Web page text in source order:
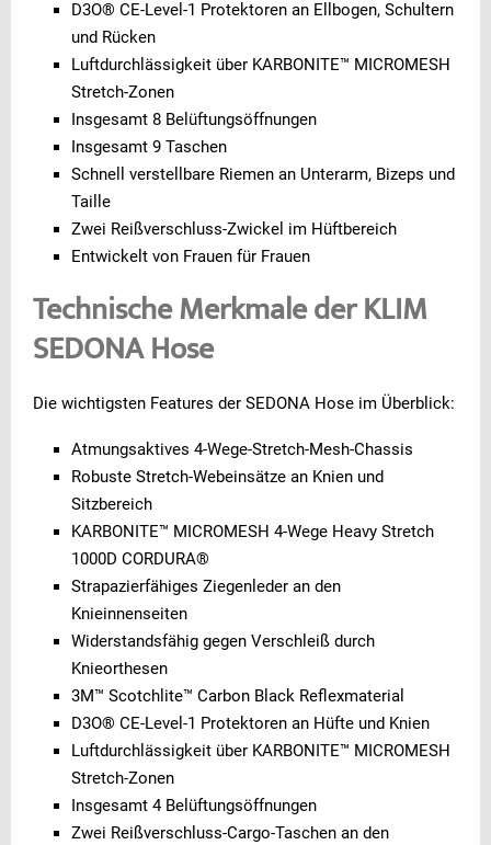
D3O® CE-Level-1 Protektoren an Ellbogen, Schultern
und Rücken
Luftdurchlässigkeit über KARBONITE™ MICROMESH
Stretch-Zonen
Insgesamt 8 Belüftungsöffnungen
Insgesamt 9 Taschen
Schnell verstellbare Riemen an Unterarm, Bizeps und
Taille
Zwei Reißverschluss-Zwickel im Hüftbereich
Entwickelt von Frauen für Frauen
Technische Merkmale der KLIM
SEDONA Hose
Die wichtigsten Features der SEDONA Hose im Überblick:
Atmungsaktives 4-Wege-Stretch-Mesh-Chassis
Robuste Stretch-Webeinsätze an Knien und
Sitzbereich
KARBONITE™ MICROMESH 4-Wege Heavy Stretch
1000D CORDURA®
Strapazierfähiges Ziegenleder an den
Knieinnenseiten
Widerstandsfähig gegen Verschleiß durch
Knieorthesen
3M™ Scotchlite™ Carbon Black Reflexmaterial
D3O® CE-Level-1 Protektoren an Hüfte und Knien
Luftdurchlässigkeit über KARBONITE™ MICROMESH
Stretch-Zonen
Insgesamt 4 Belüftungsöffnungen
Zwei Reißverschluss-Cargo-Taschen an den